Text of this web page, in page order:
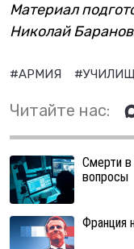
Материал
Николай
#АРМИЯ
Читайте нас:
Смерти
вопросы
Франция